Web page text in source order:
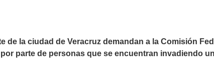
de la ciudad de Veracruz demandan a la Comisión
parte de personas que se encuentran invadiendo